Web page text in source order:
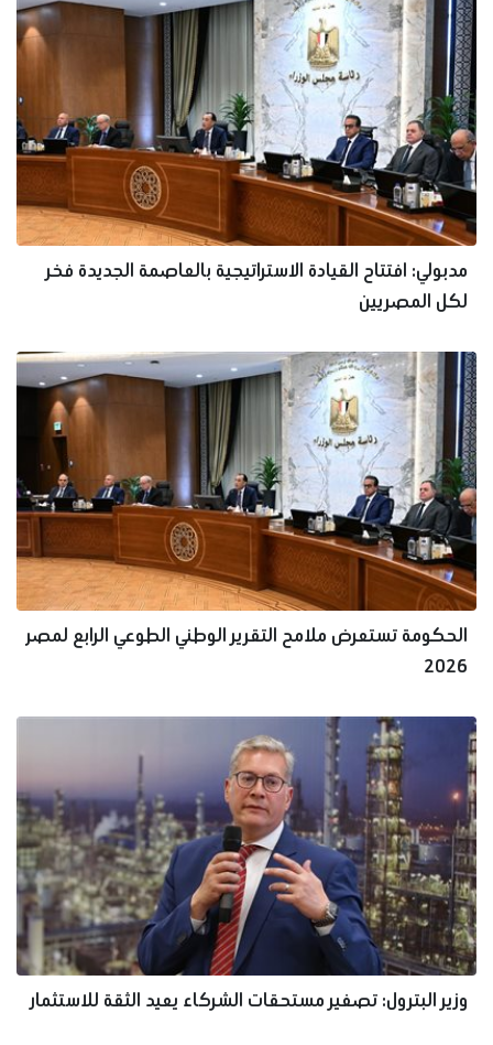
مدبولي: افتتاح القيادة الاستراتيجية بالعاصمة الجديدة فخر
لكل المصريين
الحكومة تستعرض ملامح التقرير الوطني الطوعي الرابع لمصر
2026
وزير البترول: تصفير مستحقات الشركاء يعيد الثقة للاستثمار